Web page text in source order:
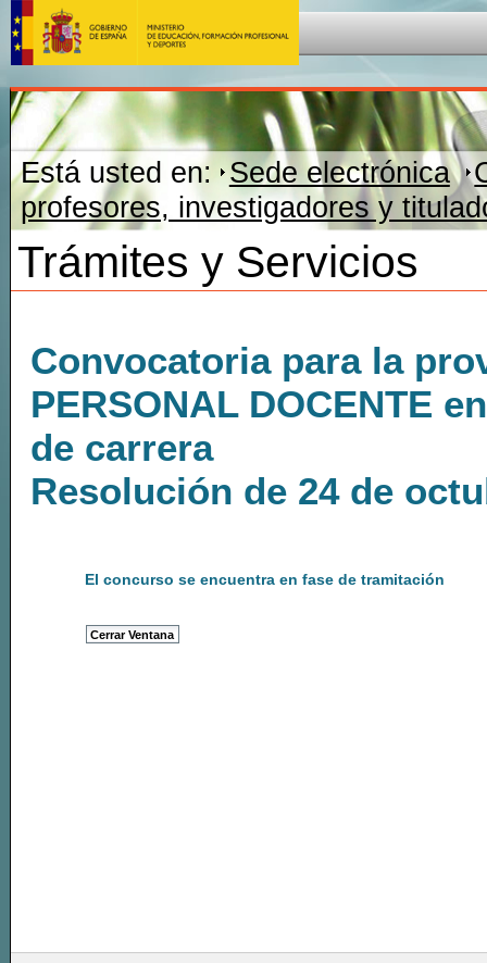
Está usted en: Sede electrónica
profesores, investigadores y
Trámites y Servicios
Convocatoria para la
PERSONAL DOCENTE
de carrera
Resolución de 24 de
El concurso se encuentra en fase de tramitación